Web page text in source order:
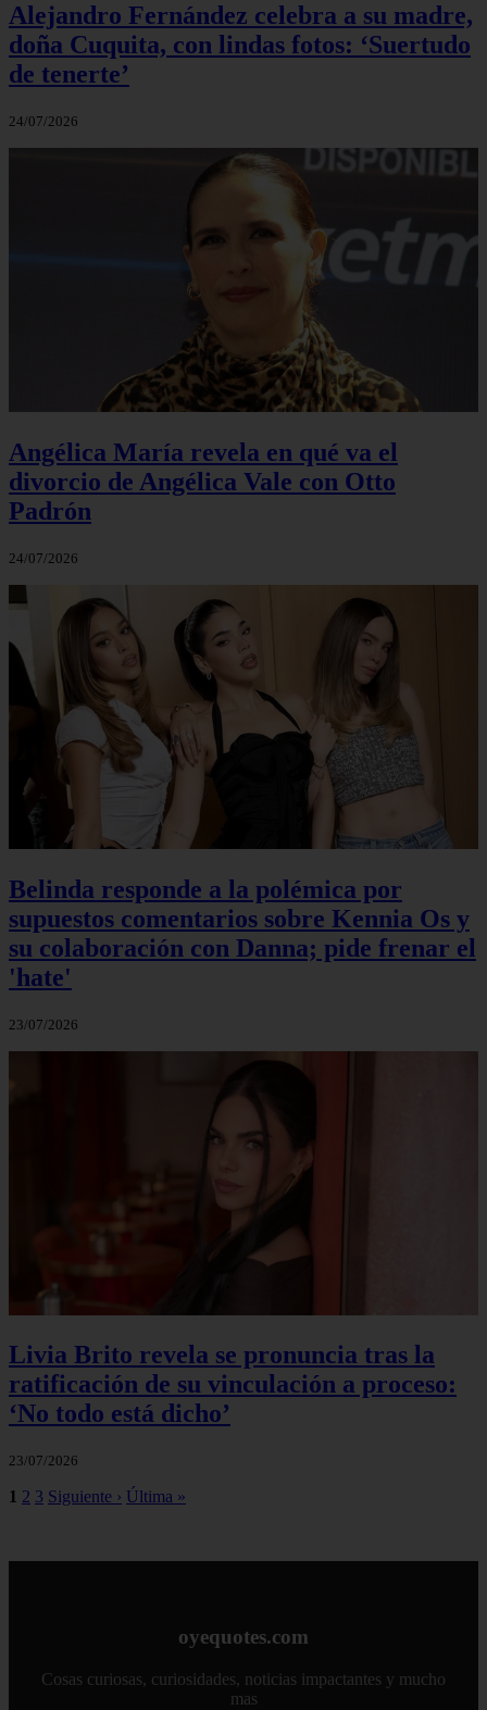
Alejandro Fernández celebra a su madre,
doña Cuquita, con lindas fotos: ‘Suertudo
de tenerte’
24/07/2026
Angélica María revela en qué va el
divorcio de Angélica Vale con Otto
Padrón
24/07/2026
Belinda responde a la polémica por
supuestos comentarios sobre Kennia Os y
su colaboración con Danna; pide frenar el
'hate'
23/07/2026
Livia Brito revela se pronuncia tras la
ratificación de su vinculación a proceso:
‘No todo está dicho’
23/07/2026
1 2 3 Siguiente › Última »
oyequotes.com
Cosas curiosas, curiosidades, noticias impactantes y mucho
mas